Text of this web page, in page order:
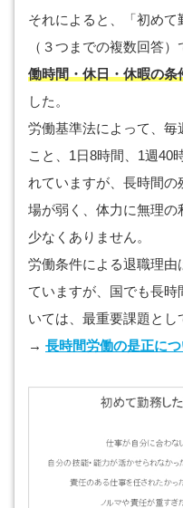
それによると、「初めて
（３つまでの複数回答）
働時間・休日・休暇の条
した。
労働基準法によって、毎
こと、1日8時間、1週40
れていますが、長時間
場が弱く、体力に無理
少なくありません。
労働条件による退職理由
ていますが、国でも長
いては、最重要課題とし
→ 長時間労働の是正に